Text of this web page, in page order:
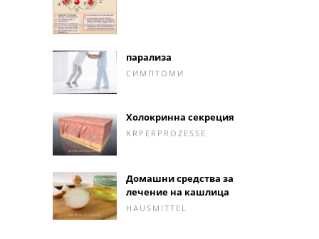
парализа
СИМПТОМИ
Холокринна секреция
KRPERPROZESSE
Домашни средства за
лечение на кашлица
HAUSMITTEL